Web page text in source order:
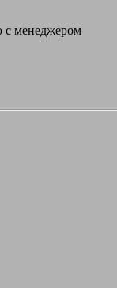
с менеджером